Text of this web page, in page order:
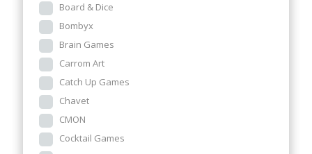
Board & Dice
Bombyx
Brain Games
Carrom Art
Catch Up Games
Chavet
CMON
Cocktail Games